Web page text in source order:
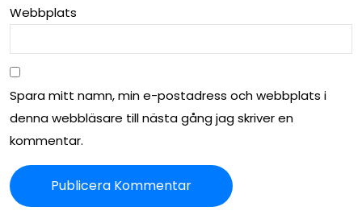
Webbplats
Spara mitt namn, min e-postadress och webbplats i
denna webbläsare till nästa gång jag skriver en
kommentar.